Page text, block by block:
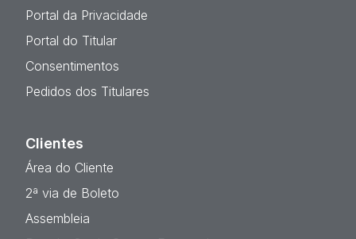
Portal da Privacidade
Portal do Titular
Consentimentos
Pedidos dos Titulares
Clientes
Área do Cliente
2ª via de Boleto
Assembleia